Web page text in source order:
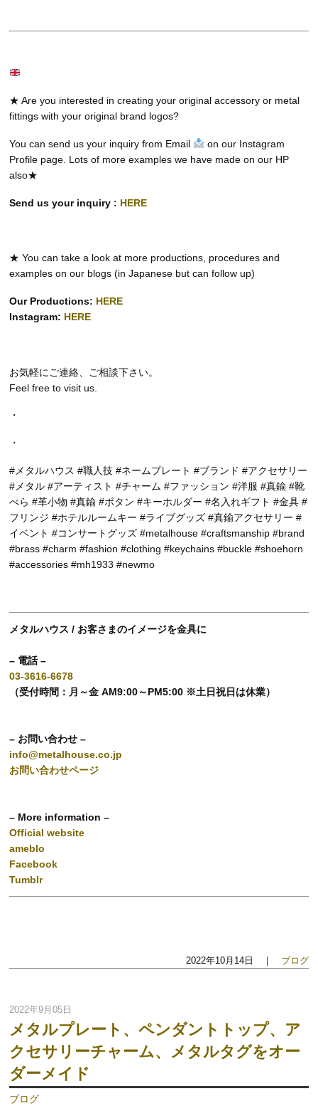
★ Are you interested in creating your original accessory or metal
fittings with your original brand logos?
You can send us your inquiry from Email
on our Instagram
Profile page. Lots of more examples we have made on our HP
also★
Send us your inquiry : HERE
★ You can take a look at more productions, procedures and
examples on our blogs (in Japanese but can follow up)
Our Productions: HERE
Instagram: HERE
お気軽にご連絡、ご相談下さい。
Feel free to visit us.
・
・
#メタルハウス #職人技 #ネームプレート #ブランド #アクセサリー
#メタル #アーティスト #チャーム #ファッション #洋服 #真鍮 #靴
べら #革小物 #真鍮 #ボタン #キーホルダー #名入れギフト #金具 #
フリンジ #ホテルルームキー #ライブグッズ #真鍮アクセサリー #
イベント #コンサートグッズ #metalhouse #craftsmanship #brand
#brass #charm #fashion #clothing #keychains #buckle #shoehorn
#accessories #mh1933 #newmo
メタルハウス / お客さまのイメージを金具に
– 電話 –
03-3616-6678
（受付時間：月～金 AM9:00～PM5:00 ※土日祝日は休業）
– お問い合わせ –
info@metalhouse.co.jp
お問い合わせページ
– More information –
Official website
ameblo
Facebook
Tumblr
2022年10月14日 ｜ ブログ
2022年9月05日
メタルプレート、ペンダントトップ、ア
クセサリーチャーム、メタルタグをオー
ダーメイド
ブログ